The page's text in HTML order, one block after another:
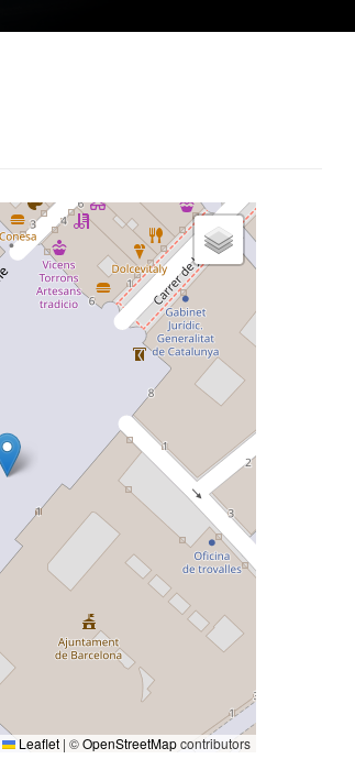
Leaflet | ©OpenStreetMapcontributors